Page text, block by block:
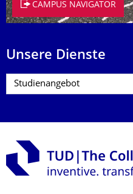
CAMPUS NAVIGATOR
Unsere Dienste